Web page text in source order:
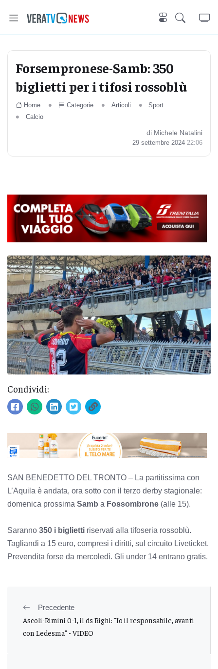
Forsempronese-Samb: 350
biglietti per i tifosi rossoblù
Home Categorie Articoli
Sport
Calcio
di Michele Natalini
29 settembre 2024 22:06
Condividi:
SAN BENEDETTO DEL TRONTO – La partitissima con
L’Aquila è andata, ora sotto con il terzo derby stagionale:
domenica prossima Samb a Fossombrone (alle 15).
Saranno 350 i biglietti riservati alla tifoseria rossoblù.
Tagliandi a 15 euro, compresi i diritti, sul circuito Liveticket.
Prevendita forse da mercoledì. Gli under 14 entrano gratis.
Precedente
Ascoli-Rimini 0-1, il ds Righi: "Io il responsabile, avanti
con Ledesma" - VIDEO